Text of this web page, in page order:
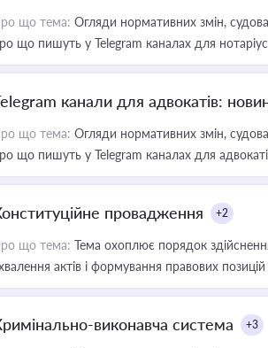
що тема: Огляди нормативних змін,
що пишуть у Telegram каналах для
канали для адвокатів:
що тема: Огляди нормативних змін,
що пишуть у Telegram каналах для
провадження +2
що тема: Тема охоплює порядок
актів і формування правових позицій
виконавча система +3